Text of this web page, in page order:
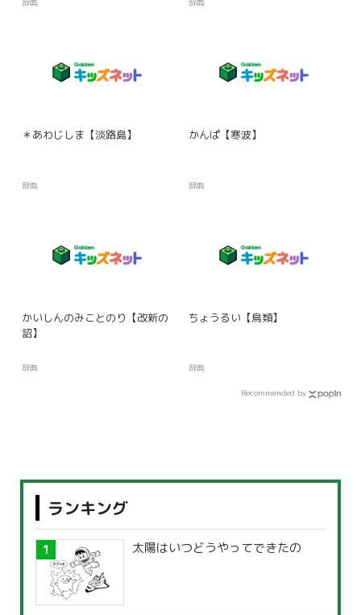
＊あわじしま【淡路島】
辞典
かんぱ【寒波】
辞典
かいしんのみことのり【改新の
詔】
辞典
ちょうるい【鳥類】
辞典
Recommended by
ランキング
太陽はいつどうやってできたの